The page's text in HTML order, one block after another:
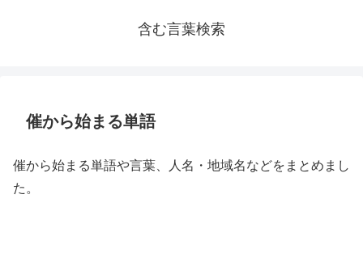
含む言葉検索
催から始まる単語
催から始まる単語や言葉、人名・地域名などをまとめまし
た。